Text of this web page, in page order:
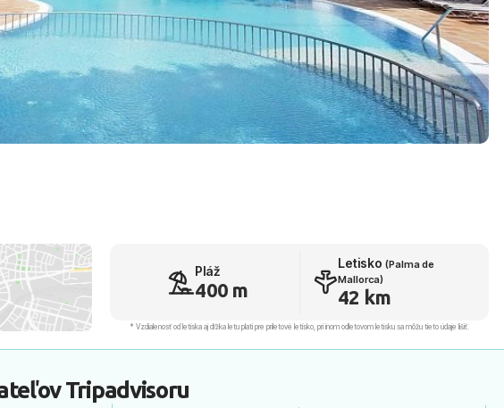
Pláž
400 m
Letisko(Palma de
Mallorca)
42 km
* Vzdialenosť od letiska aj dľžka letu platí pre príletové letisko, pri inom odletovom letisku sa môžu tieto údaje líšiť.
Tripadvisoru